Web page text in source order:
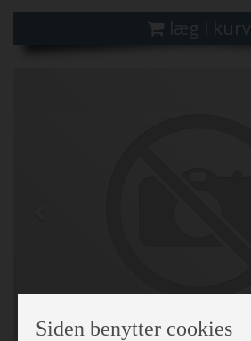
læg i kurv
Siden benytter cookies